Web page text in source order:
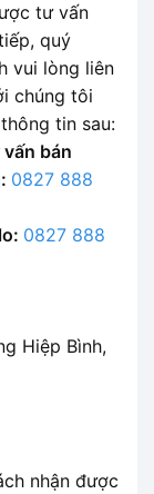
tư vấn
quý
vui lòng liên
chúng tôi
tin sau:
bán
0827 888
0827 888
Hiệp Bình,
nhận được